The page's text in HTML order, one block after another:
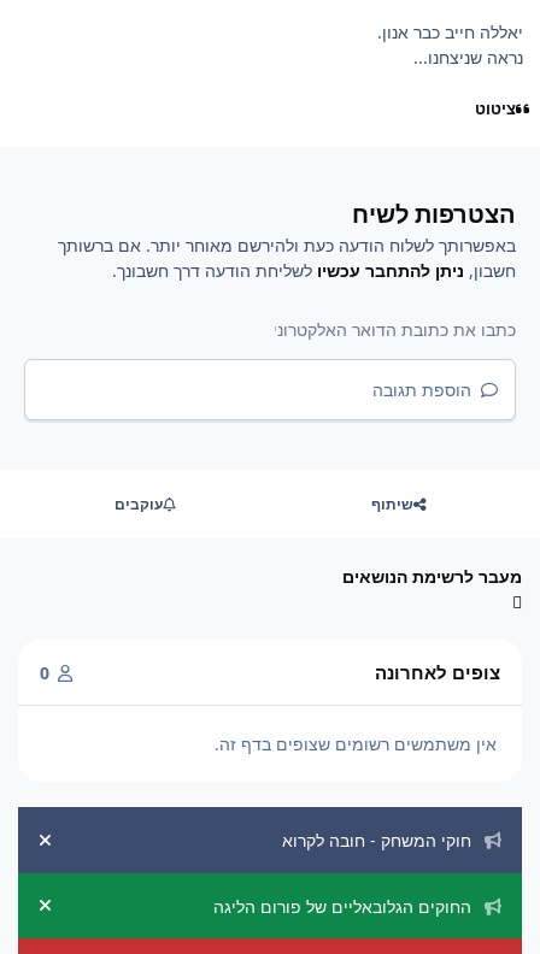
יאללה חייב כבר אנון.
נראה שניצחנו...
ציטוט
הצטרפות לשיח
באפשרותך לשלוח הודעה כעת ולהירשם מאוחר יותר. אם ברשותך
חשבון, ניתן להתחבר עכשיו לשליחת הודעה דרך חשבונך.
הוספת תגובה
שיתוף עוקבים
מעבר לרשימת הנושאים
צופים לאחרונה 0
אין משתמשים רשומים שצופים בדף זה.
חוקי המשחק - חובה לקרוא
החוקים הגלובאליים של פורום הליגה